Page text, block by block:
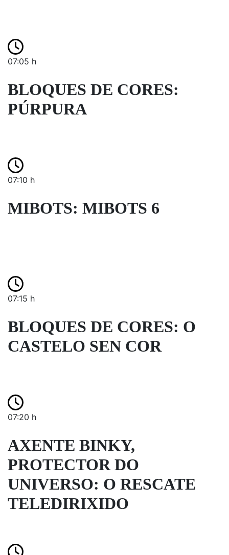
07:05 h
BLOQUES DE CORES:
PÚRPURA
07:10 h
MIBOTS: MIBOTS 6
07:15 h
BLOQUES DE CORES: O
CASTELO SEN COR
07:20 h
AXENTE BINKY,
PROTECTOR DO
UNIVERSO: O RESCATE
TELEDIRIXIDO